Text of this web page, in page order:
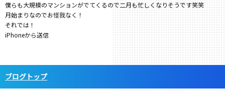
僕らも大規模のマンションがでてくるので二月も忙しくなりそうです笑笑
月始まりなのでお怪我なく！
それでは！
iPhoneから送信
ブログトップ